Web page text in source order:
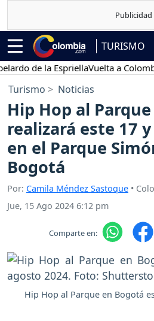
TURISMO
de la EspriellaVuelta a Colombia
Turismo Noticias
Hip Hop al
realizará este 17
en el Parque
Bogotá
Por: Camila Méndez Sastoque •
Jue, 15 Ago 2024 6:12 pm
Comparte en:
Hip Hop al Parque en Bogotá